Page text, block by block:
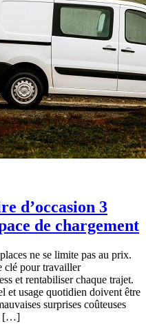
d’occasion 3
de chargement
ne se limite pas au prix.
clé pour travailler
et rentabiliser chaque trajet.
et usage quotidien doivent être
surprises coûteuses
[…]